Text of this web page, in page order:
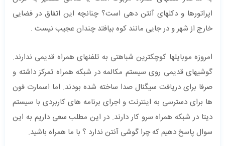
اپراتورها و دکلهای آنتن دهی است؟ چنانچه این اتفاق در فضایی
خارج از شهر و در جایی مانند کوه بیافتد چندان عجیب نیست .
امروزه موبایلها کوچکترین شباهتی به تلفنهای همراه قدیمی ندارند.
گوشیهای قدیمی روی سیستم مکالمه در شبکه همراه تمرکز داشته و
صرفا برای دریافت سیگنال صدا ساخته شده بودند. اما اسمارت فون
ها برای دسترسی به اینترنت و اجرای برنامه های کاربردی با سیستم
دیتا در شبکه همراه سرو کار دارند. در این مطلب سعی داریم به این
سوال پاسخ دهیم که چرا گوشی آنتن ندارد ؟ با ما همراه باشید.